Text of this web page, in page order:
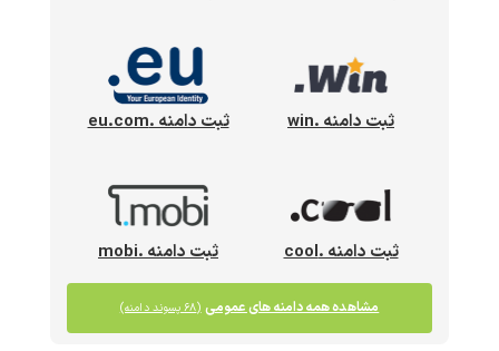
ثبت دامنه .win ثبت دامنه .eu.com
ثبت دامنه .cool ثبت دامنه .mobi
مشاهده همه دامنه های عمومی (۶۸ پسوند دامنه)